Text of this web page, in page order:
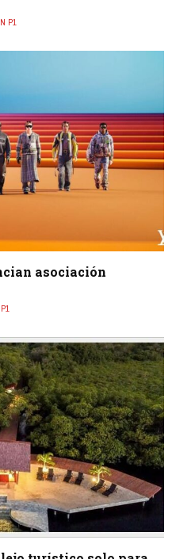
P1
asociación